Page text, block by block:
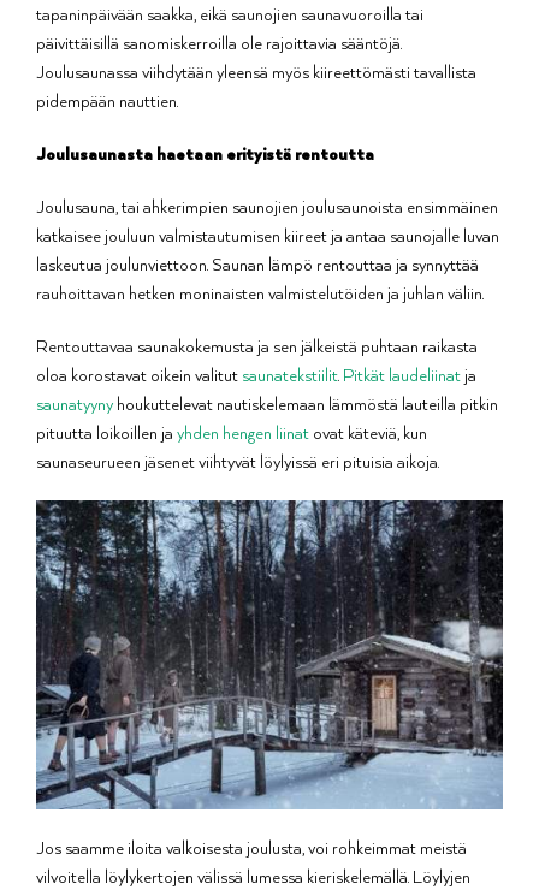
tapaninpäivään saakka, eikä saunojien saunavuoroilla tai
päivittäisillä sanomiskerroilla ole rajoittavia sääntöjä.
Joulusaunassa viihdytään yleensä myös kiireettömästi tavallista
pidempään nauttien.
Joulusaunasta haetaan erityistä rentoutta
Joulusauna, tai ahkerimpien saunojien joulusaunoista ensimmäinen
katkaisee jouluun valmistautumisen kiireet ja antaa saunojalle luvan
laskeutua joulunviettoon. Saunan lämpö rentouttaa ja synnyttää
rauhoittavan hetken moninaisten valmistelutöiden ja juhlan väliin.
Rentouttavaa saunakokemusta ja sen jälkeistä puhtaan raikasta
oloa korostavat oikein valitut saunatekstiilit. Pitkät laudeliinatja
saunatyynyhoukuttelevat nautiskelemaan lämmöstä lauteilla pitkin
pituutta loikoillen ja yhden hengen liinatovat käteviä, kun
saunaseurueen jäsenet viihtyvät löylyissä eri pituisia aikoja.
Jos saamme iloita valkoisesta joulusta, voi rohkeimmat meistä
vilvoitella löylykertojen välissä lumessa kieriskelemällä. Löylyjen